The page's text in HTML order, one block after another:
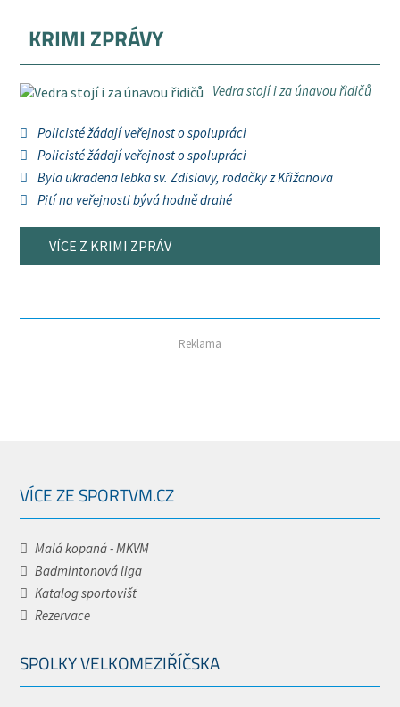
KRIMI ZPRÁVY
Vedra stojí i za únavou řidičů
Policisté žádají veřejnost o spolupráci
Policisté žádají veřejnost o spolupráci
Byla ukradena lebka sv. Zdislavy, rodačky z Křižanova
Pití na veřejnosti bývá hodně drahé
VÍCE Z KRIMI ZPRÁV
Reklama
VÍCE ZE SPORTVM.CZ
Malá kopaná - MKVM
Badmintonová liga
Katalog sportovišť
Rezervace
SPOLKY VELKOMEZIŘÍČSKA